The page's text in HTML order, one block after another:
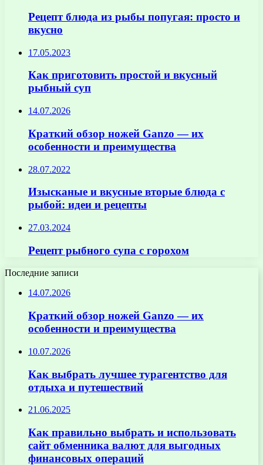
Рецепт блюда из рыбы попугая: просто и
вкусно
17.05.2023
Как приготовить простой и вкусный
рыбный суп
14.07.2026
Краткий обзор ножей Ganzo — их
особенности и преимущества
28.07.2022
Изысканые и вкусные вторые блюда с
рыбой: идеи и рецепты
27.03.2024
Рецепт рыбного супа с горохом
Последние записи
14.07.2026
Краткий обзор ножей Ganzo — их
особенности и преимущества
10.07.2026
Как выбрать лучшее турагентство для
отдыха и путешествий
21.06.2025
Как правильно выбрать и использовать
сайт обменника валют для выгодных
финансовых операций